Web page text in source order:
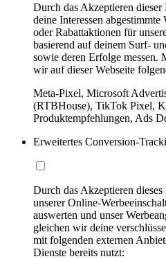
Durch das Akzeptieren
deine Interessen
oder Rabattaktionen für
basierend auf deinem Surf-
sowie deren Erfolge
wir auf dieser Webseite
Meta-Pixel, Microsoft
(RTBHouse), TikTok Pixel,
Produktempfehlungen, Ads
Erweitertes Conversion-
Durch das Akzeptieren
unserer Online-
auswerten und unser
gleichen wir deine
mit folgenden externen
Dienste bereits nutzt: